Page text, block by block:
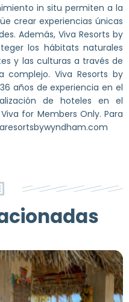
in situ permiten a la
crear experiencias únicas
Además, Viva Resorts by
los hábitats naturales
y las culturas a través de
complejo. Viva Resorts by
años de experiencia en el
de hoteles en el
for Members Only. Para